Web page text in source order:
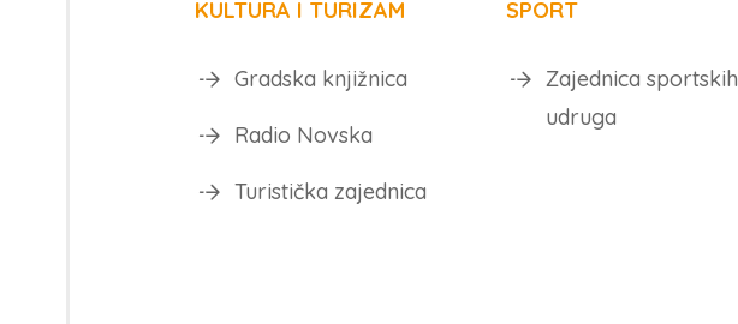
KULTURA I TURIZAM
Gradska knjižnica
Radio Novska
Turistička zajednica
SPORT
Zajednica sportskih
udruga